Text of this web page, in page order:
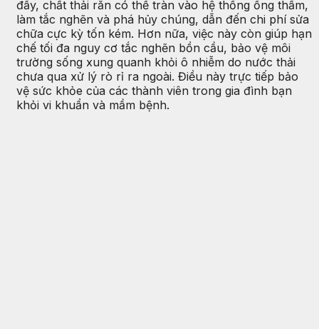
đầy, chất thải rắn có thể tràn vào hệ thống ống thấm,
làm tắc nghẽn và phá hủy chúng, dẫn đến chi phí sửa
chữa cực kỳ tốn kém. Hơn nữa, việc này còn giúp hạn
chế tối đa nguy cơ tắc nghẽn bồn cầu, bảo vệ môi
trường sống xung quanh khỏi ô nhiễm do nước thải
chưa qua xử lý rò rỉ ra ngoài. Điều này trực tiếp bảo
vệ sức khỏe của các thành viên trong gia đình bạn
khỏi vi khuẩn và mầm bệnh.